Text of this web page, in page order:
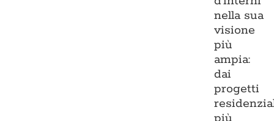
nella sua
visione
più
ampia:
dai
progetti